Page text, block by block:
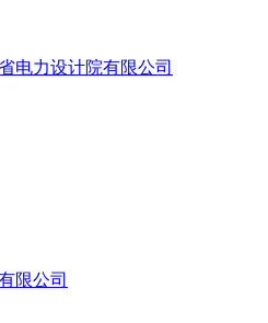
电力设计院有限公司
限公司